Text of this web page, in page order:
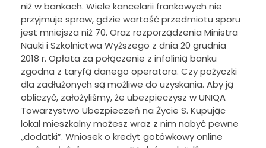
niż w bankach. Wiele kancelarii frankowych nie
przyjmuje spraw, gdzie wartość przedmiotu sporu
jest mniejsza niż 70. Oraz rozporządzenia Ministra
Nauki i Szkolnictwa Wyższego z dnia 20 grudnia
2018 r. Opłata za połączenie z infolinią banku
zgodna z taryfą danego operatora. Czy pożyczki
dla zadłużonych są możliwe do uzyskania. Aby ją
obliczyć, założyliśmy, że ubezpieczysz w UNIQA
Towarzystwo Ubezpieczeń na Życie S. Kupując
lokal mieszkalny możesz wraz z nim nabyć pewne
„dodatki”. Wniosek o kredyt gotówkowy online